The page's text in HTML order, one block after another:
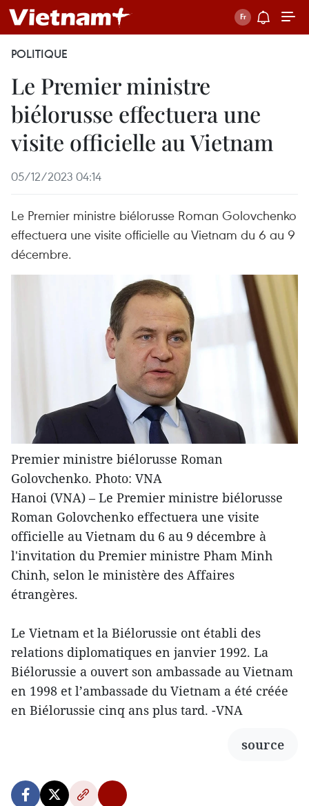
POLITIQUE
Le Premier ministre
biélorusse effectuera une
visite officielle au Vietnam
05/12/2023 04:14
Le Premier ministre biélorusse Roman Golovchenko
effectuera une visite officielle au Vietnam du 6 au 9
décembre.
Premier ministre biélorusse Roman
Golovchenko. Photo: VNA
Hanoi (VNA) – Le Premier ministre biélorusse
Roman Golovchenko effectuera une visite
officielle au Vietnam du 6 au 9 décembre à
l'invitation du Premier ministre Pham Minh
Chinh, selon le ministère des Affaires
étrangères.
Le Vietnam et la Biélorussie ont établi des
relations diplomatiques en janvier 1992. La
Biélorussie a ouvert son ambassade au Vietnam
en 1998 et l’ambassade du Vietnam a été créée
en Biélorussie cinq ans plus tard. -VNA
source